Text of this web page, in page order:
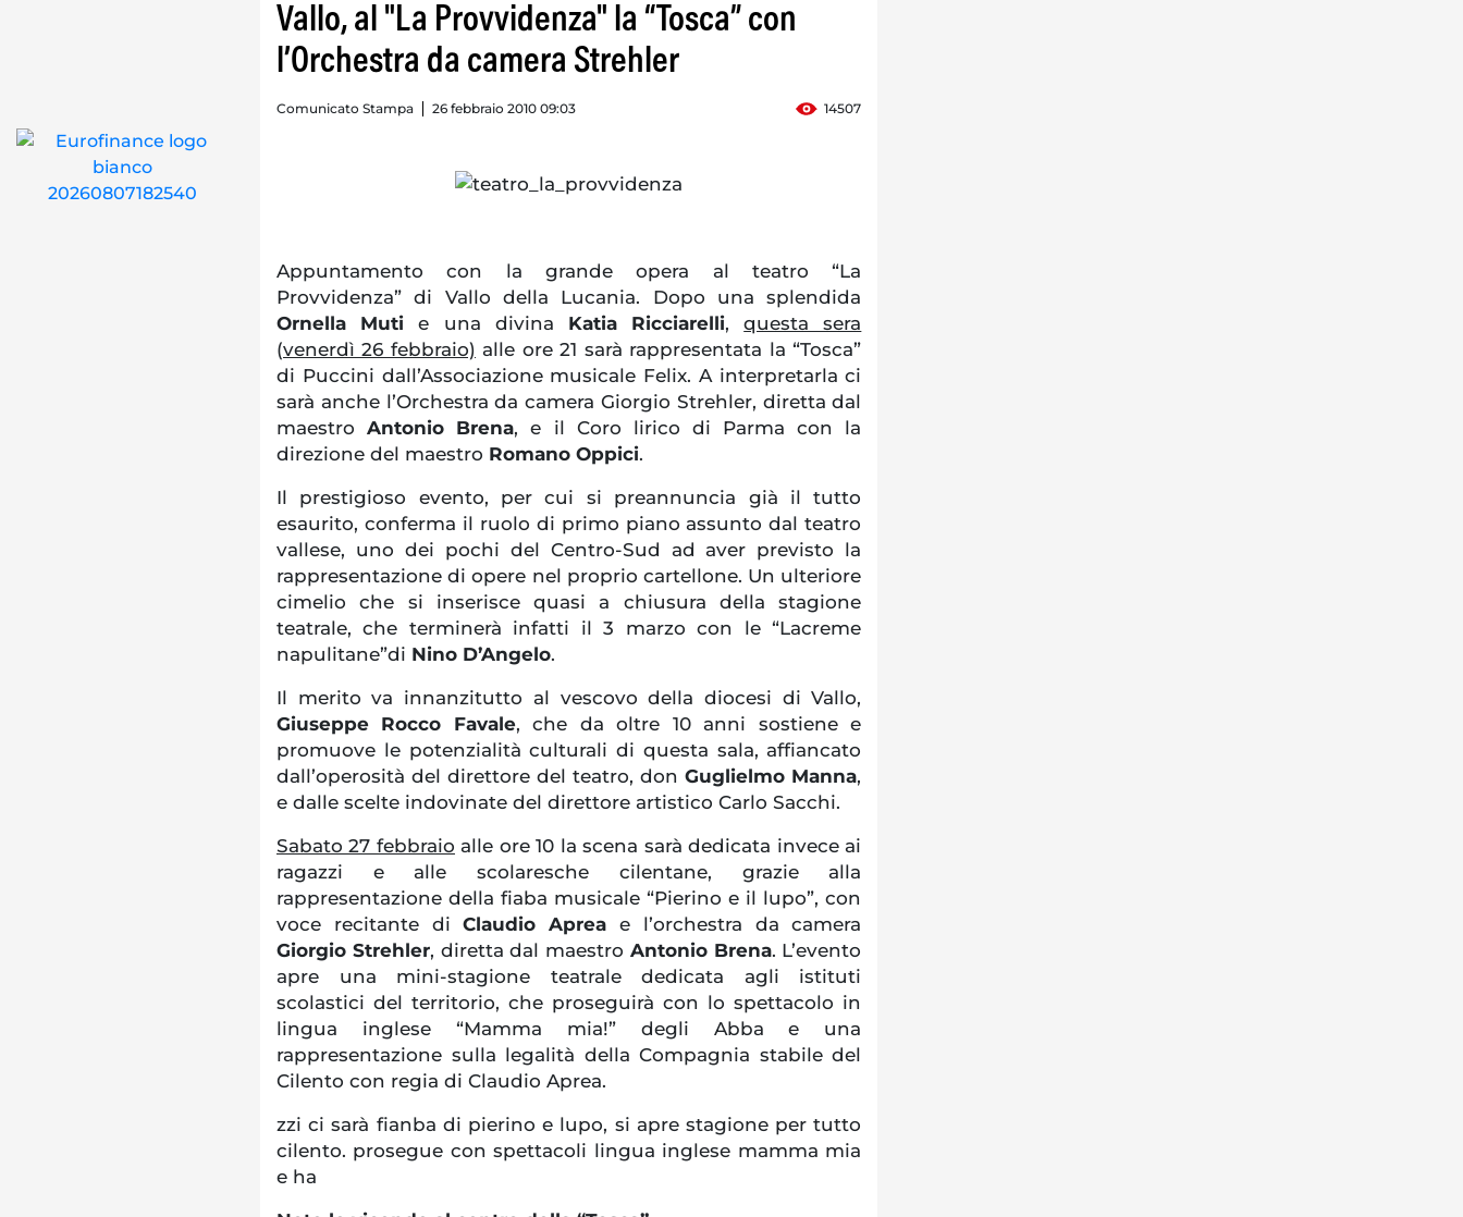
Vallo, al "La Provvidenza" la “Tosca” con
l’Orchestra da camera Strehler
Comunicato Stampa 26 febbraio 2010 09:03 14507
Appuntamento con la grande opera al teatro “La
Provvidenza” di Vallo della Lucania. Dopo una splendida
Ornella Muti e una divina Katia Ricciarelli,questa sera
(venerdì 26 febbraio) alle ore 21 sarà rappresentata la “Tosca”
di Puccini dall’Associazione musicale Felix. A interpretarla ci
sarà anche l’Orchestra da camera Giorgio Strehler, diretta dal
maestroAntonio Brena, e il Coro lirico di Parma con la
direzione del maestro Romano Oppici.
Il prestigioso evento, per cui si preannuncia già il tutto
esaurito, conferma il ruolo di primo piano assunto dal teatro
vallese, uno dei pochi del Centro-Sud ad aver previsto la
rappresentazione di opere nel proprio cartellone. Un ulteriore
cimelio che si inserisce quasi a chiusura della stagione
teatrale, che terminerà infatti il 3 marzo con le “Lacreme
napulitane”di Nino D’Angelo.
Il merito va innanzitutto al vescovo della diocesi di Vallo,
Giuseppe Rocco Favale, che da oltre 10 anni sostiene e
promuove le potenzialità culturali di questa sala, affiancato
dall’operosità del direttore del teatro, donGuglielmo Manna,
e dalle scelte indovinate del direttore artistico Carlo Sacchi.
Sabato 27 febbraio alle ore 10 la scena sarà dedicata invece ai
ragazzi e alle scolaresche cilentane, grazie alla
rappresentazione della fiaba musicale “Pierino e il lupo”, con
voce recitante diClaudio Aprea e l’orchestra da camera
Giorgio Strehler, diretta dal maestro Antonio Brena. L’evento
apre una mini-stagione teatrale dedicata agli istituti
scolastici del territorio, che proseguirà con lo spettacolo in
lingua inglese “Mamma mia!” degli Abba e una
rappresentazione sulla legalità della Compagnia stabile del
Cilento con regia di Claudio Aprea.
zzi ci sarà fianba di pierino e lupo, si apre stagione per tutto
cilento. prosegue con spettacoli lingua inglese mamma mia
e ha